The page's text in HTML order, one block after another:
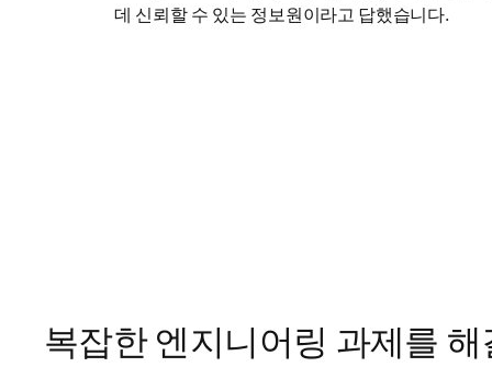
데 신뢰할 수 있는 정보원이라고 답했습니다.
복잡한 엔지니어링 과제를